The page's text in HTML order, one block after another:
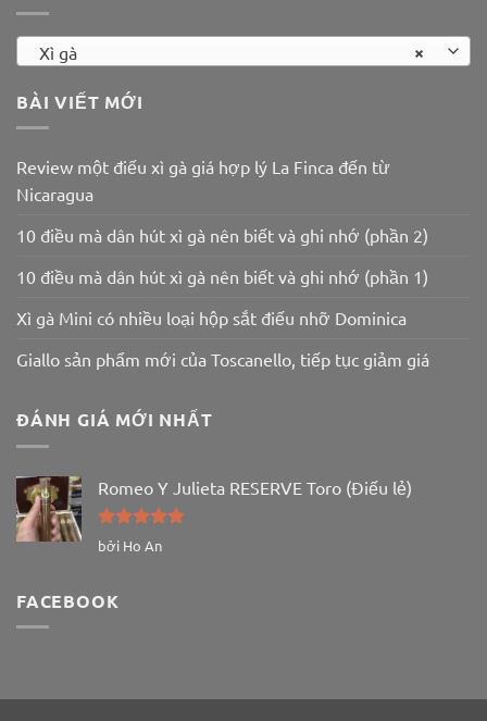
×
Xì gà
BÀI VIẾT MỚI
Review một điếu xì gà giá hợp lý La Finca đến từ
Nicaragua
10 điều mà dân hút xì gà nên biết và ghi nhớ (phần 2)
10 điều mà dân hút xì gà nên biết và ghi nhớ (phần 1)
Xì gà Mini có nhiều loại hộp sắt điếu nhỡ Dominica
Giallo sản phẩm mới của Toscanello, tiếp tục giảm giá
ĐÁNH GIÁ MỚI NHẤT
Romeo Y Julieta RESERVE Toro (Điếu lẻ)
Được xếp
bởi Ho An
FACEBOOK